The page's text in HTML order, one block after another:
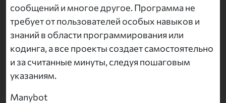
сообщений и многое другое. Программа не
требует от пользователей особых навыков и
знаний в области программирования или
кодинга, а все проекты создает самостоятельно
и за считанные минуты, следуя пошаговым
указаниям.
Manybot